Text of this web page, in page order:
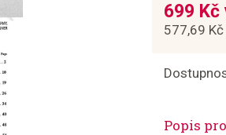
699 Kč
577,69 Kč
Popis